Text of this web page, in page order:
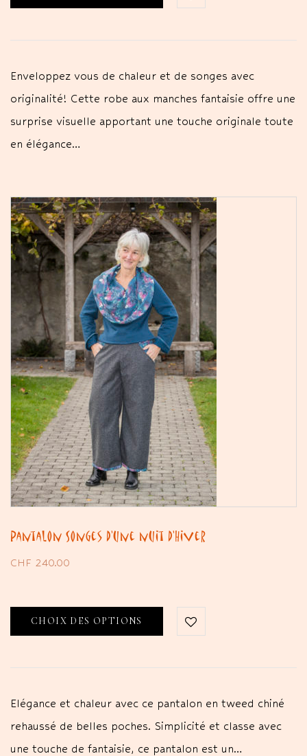
Enveloppez vous de chaleur et de songes avec
originalité! Cette robe aux manches fantaisie offre une
surprise visuelle apportant une touche originale toute
en élégance…
Pantalon Songes d’une nuit d’Hiver
CHF 240.00
CHOIX DES OPTIONS
Elégance et chaleur avec ce pantalon en tweed chiné
rehaussé de belles poches. Simplicité et classe avec
une touche de fantaisie, ce pantalon est un…